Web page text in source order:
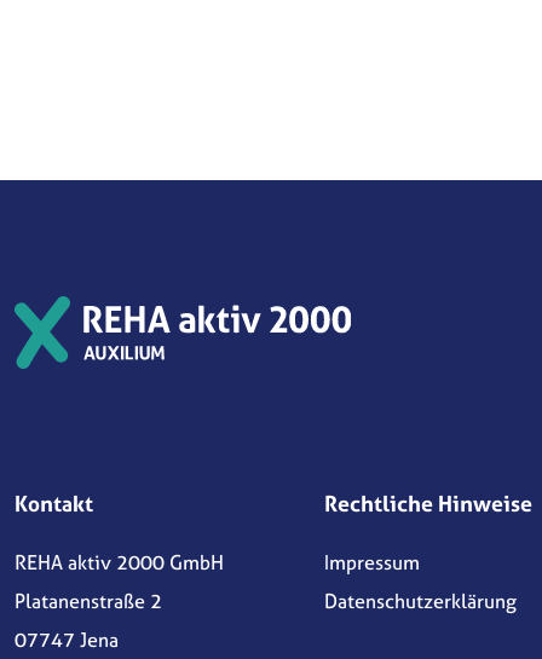
Kontakt
REHA aktiv 2000 GmbH
Platanenstraße 2
07747 Jena
Rechtliche Hinweise
Impressum
Datenschutzerklärung